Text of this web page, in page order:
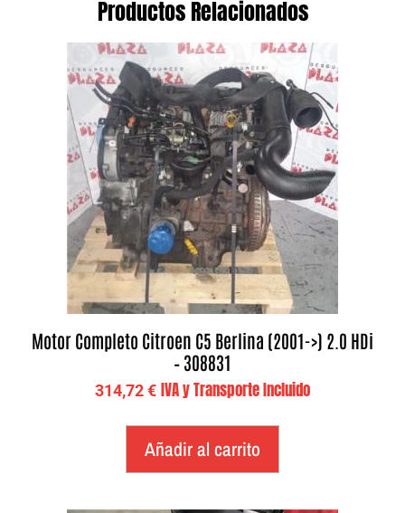
Productos Relacionados
Motor Completo Citroen C5 Berlina (2001->) 2.0 HDi
– 308831
314,72€ IVA y Transporte Incluido
Añadir al carrito